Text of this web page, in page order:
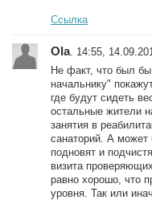
Ссылка
Ola. 14:55,
Не факт, что был
начальнику"
где будут сидеть
остальные жители
занятия в
санаторий. А может
подновят и
визита
равно хорошо, что
уровня. Так или